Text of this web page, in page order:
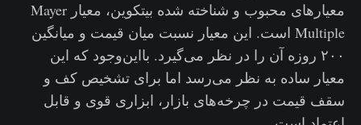
معیارهای محبوب و شناخته شده بیتکوین، معیار Mayer
Multiple است. این معیار نسبت میان قیمت و میانگین
۲۰۰ روزه آن را در نظر می‌گیرد. بااین‌وجود که این
معیار ساده به نظر می‌رسد اما برای تشخیص کف و
سقف قیمت در چرخه‌های بازار، ابزاری قوی و قابل